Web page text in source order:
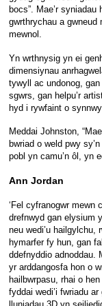
bocs”. Mae’r
gwrthrychau a
mewnol.
Yn wrthnysig yn ei
dimensiynau
tywyll ac undonog,
sgwrs, gan helpu’r
hyd i rywfaint o
Meddai Johnston,
bwriad o weld pwy
pobl yn camu’n ôl, yn
Ann Jordan
‘Fel cyfranogwr mewn
drefnwyd gan elysium
neu wedi’u hailgylchu,
hymarfer fy hun, gan
ddefnyddio adnoddau.
yr arddangosfa hon o
hailbwrpasu, rhai o
fyddai wedi’i fwriadu